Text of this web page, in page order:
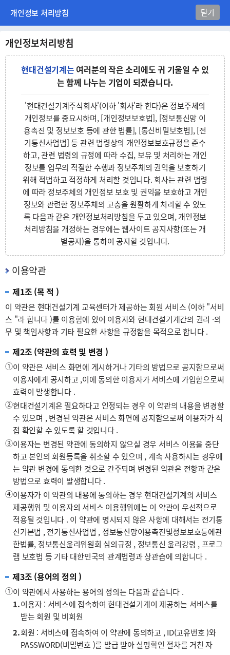
바
로
가
기
개인정보 처리방침 닫기
개인정보처리방침
현대건설기계는 여러분의 작은 소리에도 귀 기울일 수 있
는 함께 나누는 기업이 되겠습니다.
'현대건설기계주식회사'(이하 '회사'라 한다)은 정보주체의
개인정보를 중요시하며, [개인정보보호법], [정보통신망 이
용촉진 및 정보보호 등에 관한 법률], [통신비밀보호법], [전
기통신사업법] 등 관련 법령상의 개인정보보호규정을 준수
하고, 관련 법령의 규정에 따라 수집, 보유 및 처리하는 개인
정보를 업무의 적절한 수행과 정보주체의 권익을 보호하기
위해 적법하고 적정하게 처리할 것입니다. 회사는 관련 법령
에 따라 정보주체의 개인정보 보호 및 권익을 보호하고 개인
정보와 관련한 정보주체의 고충을 원활하게 처리할 수 있도
록 다음과 같은 개인정보처리방침을 두고 있으며, 개인정보
처리방침을 개정하는 경우에는 웹사이트 공지사항(또는 개
별공지)을 통하여 공지할 것입니다.
이용약관
제1조 (목 적 )
이 약관은 현대건설기계 교육센터가 제공하는 회원 서비스 (이하 "서비
스 "라 합니다 )를 이용함에 있어 이용자와 현대건설기계간의 권리 ·의
무 및 책임사항과 기타 필요한 사항을 규정함을 목적으로 합니다 .
제2조 (약관의 효력 및 변경 )
①이 약관은 서비스 화면에 게시하거나 기타의 방법으로 공지함으로써
이용자에게 공시하고 ,이에 동의한 이용자가 서비스에 가입함으로써
효력이 발생합니다 .
②현대건설기계은 필요하다고 인정되는 경우 이 약관의 내용을 변경할
수 있으며 , 변경된 약관은 서비스 화면에 공지함으로써 이용자가 직
접 확인할 수 있도록 할 것입니다 .
③이용자는 변경된 약관에 동의하지 않으실 경우 서비스 이용을 중단
하고 본인의 회원등록을 취소할 수 있으며 , 계속 사용하시는 경우에
는 약관 변경에 동의한 것으로 간주되며 변경된 약관은 전항과 같은
방법으로 효력이 발생합니다 .
④이용자가 이 약관의 내용에 동의하는 경우 현대건설기계의 서비스
제공행위 및 이용자의 서비스 이용행위에는 이 약관이 우선적으로
적용될 것입니다 . 이 약관에 명시되지 않은 사항에 대해서는 전기통
신기본법 , 전기통신사업법 , 정보통신망이용촉진및정보보호등에관
한법률, 정보통신윤리위원회 심의규정 , 정보통신 윤리강령 , 프로그
램 보호법 등 기타 대한민국의 관계법령과 상관습에 의합니다 .
제3조 (용어의 정의 )
①이 약관에서 사용하는 용어의 정의는 다음과 같습니다 .
1.이용자 : 서비스에 접속하여 현대건설기계이 제공하는 서비스를
받는 회원 및 비회원
2.회원 : 서비스에 접속하여 이 약관에 동의하고 , ID(고유번호 )와
PASSWORD(비밀번호 )를 발급 받아 실명확인 절차를 거친 자